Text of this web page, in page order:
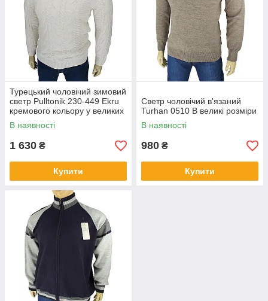
Турецький чоловічий зимовий
светр Pulltonik 230-449 Ekru
кремового кольору у великих
розмірах
В наявності
1 630 ₴
Купити
Светр чоловічий в'язаний
Turhan 0510 B великі розміри
В наявності
980 ₴
Купити